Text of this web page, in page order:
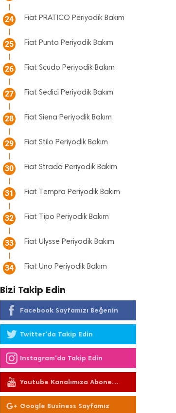
24 Fiat PRATICO Periyodik Bakım
25 Fiat Punto Periyodik Bakım
26 Fiat Scudo Periyodik Bakım
27 Fiat Sedici Periyodik Bakım
28 Fiat Siena Periyodik Bakım
29 Fiat Stilo Periyodik Bakım
30 Fiat Strada Periyodik Bakım
31 Fiat Tempra Periyodik Bakım
32 Fiat Tipo Periyodik Bakım
33 Fiat Ulysse Periyodik Bakım
34 Fiat Uno Periyodik Bakım
Bizi Takip Edin
Facebook Sayfamızı Beğenin
Twitter'da Takip Edin
Instagram'da Takip Edin
Youtube Kanalımıza Abone
Olun
Google Business Sayfamız